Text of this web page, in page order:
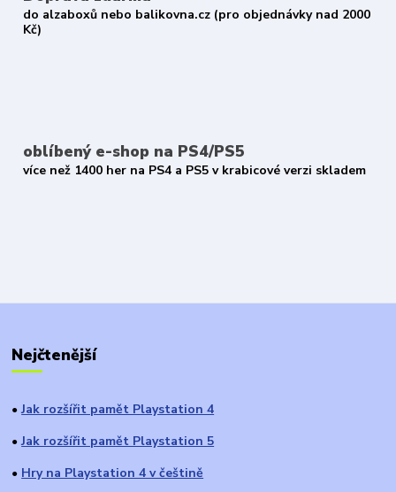
do alzaboxů nebo balikovna.cz (pro objednávky nad 2000
Kč)
oblíbený e-shop na PS4/PS5
více než 1400 her na PS4 a PS5 v krabicové verzi skladem
Nejčtenější
● Jak rozšířit pamět Playstation 4
● Jak rozšířit pamět Playstation 5
● Hry na Playstation 4 v češtině